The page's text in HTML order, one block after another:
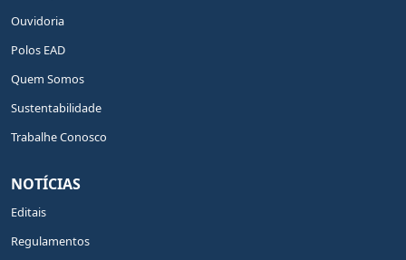
Ouvidoria
Polos EAD
Quem Somos
Sustentabilidade
Trabalhe Conosco
NOTÍCIAS
Editais
Regulamentos